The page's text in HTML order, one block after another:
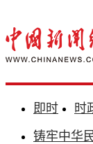
即时 时
铸牢中华